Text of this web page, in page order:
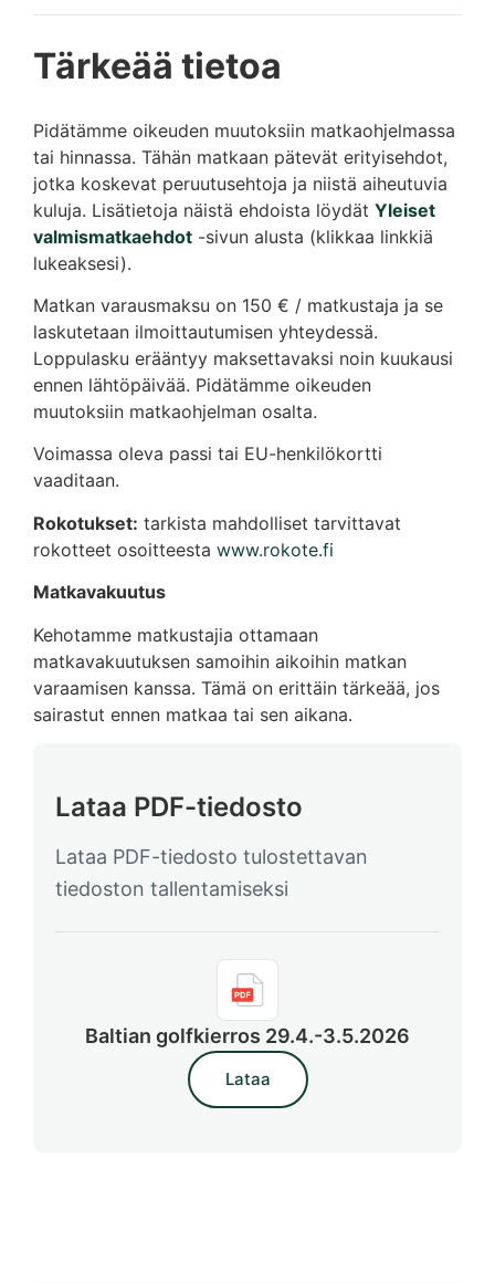
Tärkeää tietoa
Pidätämme oikeuden muutoksiin matkaohjelmassa
tai hinnassa. Tähän matkaan pätevät erityisehdot,
jotka koskevat peruutusehtoja ja niistä aiheutuvia
kuluja. Lisätietoja näistä ehdoista löydät Yleiset
valmismatkaehdot -sivun alusta (klikkaa linkkiä
lukeaksesi).
Matkan varausmaksu on 150 € / matkustaja ja se
laskutetaan ilmoittautumisen yhteydessä.
Loppulasku erääntyy maksettavaksi noin kuukausi
ennen lähtöpäivää. Pidätämme oikeuden
muutoksiin matkaohjelman osalta.
Voimassa oleva passi tai EU-henkilökortti
vaaditaan.
Rokotukset: tarkista mahdolliset tarvittavat
rokotteet osoitteesta www.rokote.fi
Matkavakuutus
Kehotamme matkustajia ottamaan
matkavakuutuksen samoihin aikoihin matkan
varaamisen kanssa. Tämä on erittäin tärkeää, jos
sairastut ennen matkaa tai sen aikana.
Lataa PDF-tiedosto
Lataa PDF-tiedosto tulostettavan
tiedoston tallentamiseksi
Baltian golfkierros 29.4.-3.5.2026
Lataa